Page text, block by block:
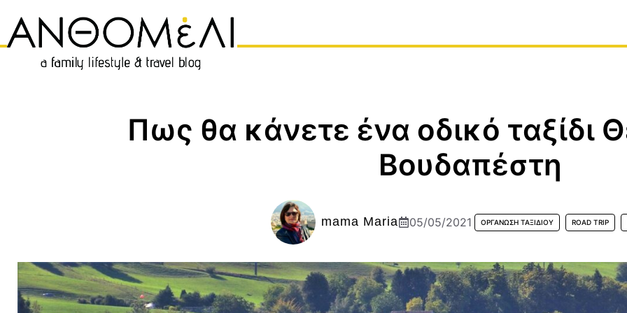
περιεχόμενο
Πως θα κάνετε ένα οδικό ταξίδι
Βουδαπέστη
mama Maria 05/05/2021 ΟΡΓΆΝΩΣΗ ΤΑΞΙΔΙΟΎ ROAD TRIP